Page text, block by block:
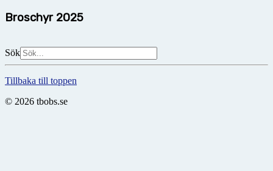
Broschyr 2025
Sök
Tillbaka till toppen
© 2026 tbobs.se